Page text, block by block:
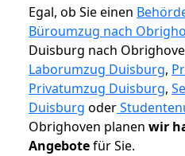
Egal, ob Sie einen
Büroumzug nach
Duisburg nach
Laborumzug Duisburg,
Privatumzug Duisburg,
Duisburg oder
Obrighoven planen wir
Angebotefür Sie.